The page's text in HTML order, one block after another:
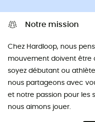
Notre mission
Chez Hardloop, nous
mouvement doivent être
soyez débutant ou
nous partageons avec
et notre passion pour les
nous aimons jouer.